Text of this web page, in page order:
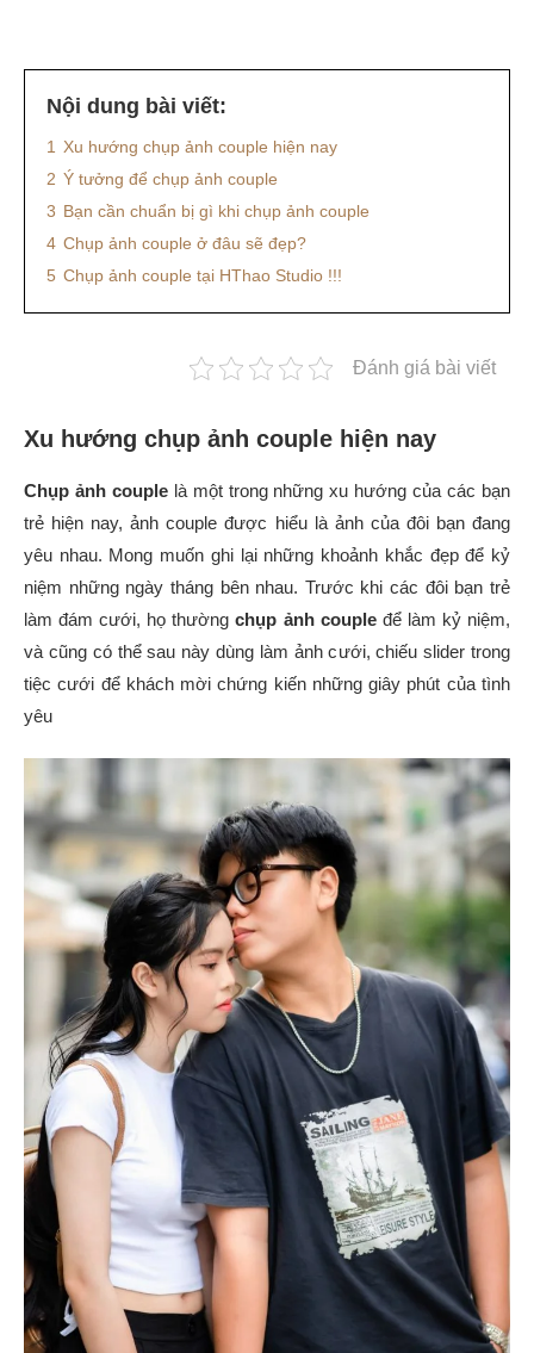
Nội dung bài viết:
1
Xu hướng chụp ảnh couple hiện nay
2 Ý tưởng để chụp ảnh couple
3 Bạn cần chuẩn bị gì khi chụp ảnh couple
4 Chụp ảnh couple ở đâu sẽ đẹp?
5 Chụp ảnh couple tại HThao Studio !!!
Đánh giá bài viết
Xu hướng chụp ảnh couple hiện nay
Chụp ảnh couplelà một trong những xu hướng của các bạn
trẻ hiện nay, ảnh couple được hiểu là ảnh của đôi bạn đang
yêu nhau. Mong muốn ghi lại những khoảnh khắc đẹp để kỷ
niệm những ngày tháng bên nhau. Trước khi các đôi bạn trẻ
làm đám cưới, họ thường chụp ảnh coupleđể làm kỷ niệm,
và cũng có thể sau này dùng làm ảnh cưới, chiếu slider trong
tiệc cưới để khách mời chứng kiến những giây phút của tình
yêu